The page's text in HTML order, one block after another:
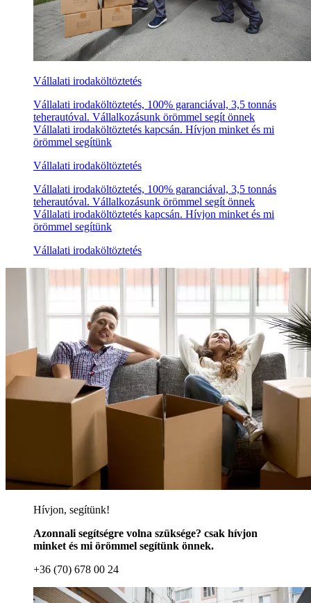
Vállalati irodaköltöztetés
Vállalati irodaköltöztetés, 100% garanciával, 3,5 tonnás
teherautóval. Vállalkozásunk örömmel segít önnek
Vállalati irodaköltöztetés kapcsán. Hívjon minket és mi
örömmel segítünk
Vállalati irodaköltöztetés
Vállalati irodaköltöztetés, 100% garanciával, 3,5 tonnás
teherautóval. Vállalkozásunk örömmel segít önnek
Vállalati irodaköltöztetés kapcsán. Hívjon minket és mi
örömmel segítünk
Vállalati irodaköltöztetés
Hívjon, segítünk!
Azonnali segítségre volna szüksége? csak hívjon
minket és mi örömmel segítünk önnek.
+36 (70) 678 00 24